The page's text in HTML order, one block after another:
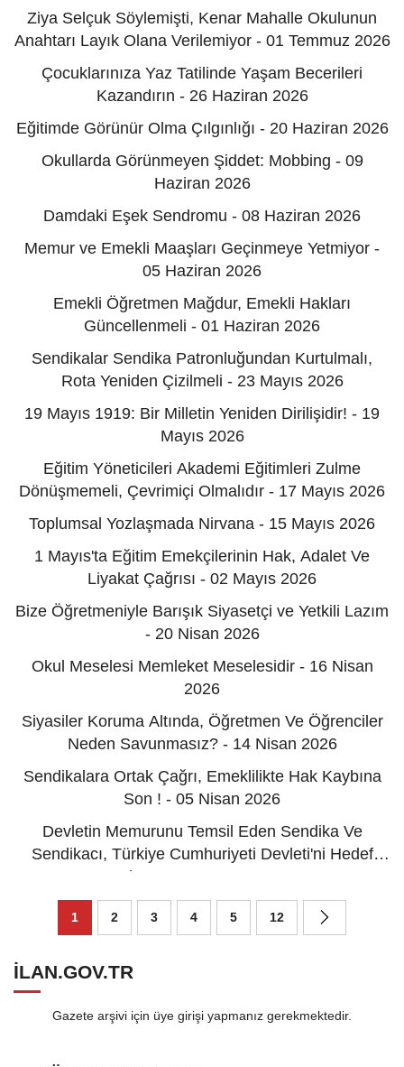
Ziya Selçuk Söylemişti, Kenar Mahalle Okulunun
Anahtarı Layık Olana Verilemiyor - 01 Temmuz 2026
Çocuklarınıza Yaz Tatilinde Yaşam Becerileri
Kazandırın - 26 Haziran 2026
Eğitimde Görünür Olma Çılgınlığı - 20 Haziran 2026
Okullarda Görünmeyen Şiddet: Mobbing - 09
Haziran 2026
Damdaki Eşek Sendromu - 08 Haziran 2026
Memur ve Emekli Maaşları Geçinmeye Yetmiyor -
05 Haziran 2026
Emekli Öğretmen Mağdur, Emekli Hakları
Güncellenmeli - 01 Haziran 2026
Sendikalar Sendika Patronluğundan Kurtulmalı,
Rota Yeniden Çizilmeli - 23 Mayıs 2026
19 Mayıs 1919: Bir Milletin Yeniden Dirilişidir! - 19
Mayıs 2026
Eğitim Yöneticileri Akademi Eğitimleri Zulme
Dönüşmemeli, Çevrimiçi Olmalıdır - 17 Mayıs 2026
Toplumsal Yozlaşmada Nirvana - 15 Mayıs 2026
1 Mayıs'ta Eğitim Emekçilerinin Hak, Adalet Ve
Liyakat Çağrısı - 02 Mayıs 2026
Bize Öğretmeniyle Barışık Siyasetçi ve Yetkili Lazım
- 20 Nisan 2026
Okul Meselesi Memleket Meselesidir - 16 Nisan
2026
Siyasiler Koruma Altında, Öğretmen Ve Öğrenciler
Neden Savunmasız? - 14 Nisan 2026
Sendikalara Ortak Çağrı, Emeklilikte Hak Kaybına
Son ! - 05 Nisan 2026
Devletin Memurunu Temsil Eden Sendika Ve
Sendikacı, Türkiye Cumhuriyeti Devleti'ni Hedef
Alamaz! - 29 Mart 2026
1 2 3 4 5 12
ILAN.GOV.TR
Gazete arşivi için üye girişi yapmanız gerekmektedir.